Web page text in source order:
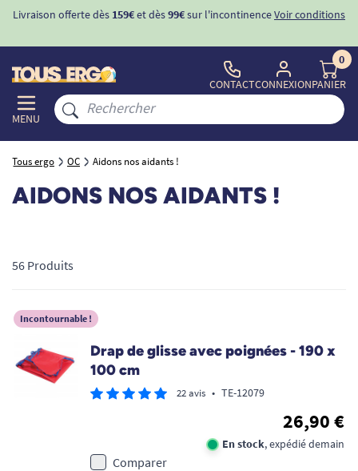
-10%avec le code "BIENVENUE" pourla 1ère commande
MENU
CONTACTCONNEXION
0
PANIER
Tous ergo OC Aidons nos aidants !
AIDONS NOS AIDANTS !
56 Produits
Incontournable !
Drap de glisse avec poignées - 190 x
100 cm
22 avis • TE-12079
26,90 €
En stock, expédié demain
Comparer